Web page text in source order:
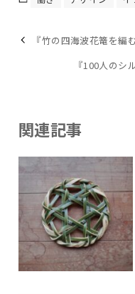
『竹の四海波花篭を
『100人の
関連記事